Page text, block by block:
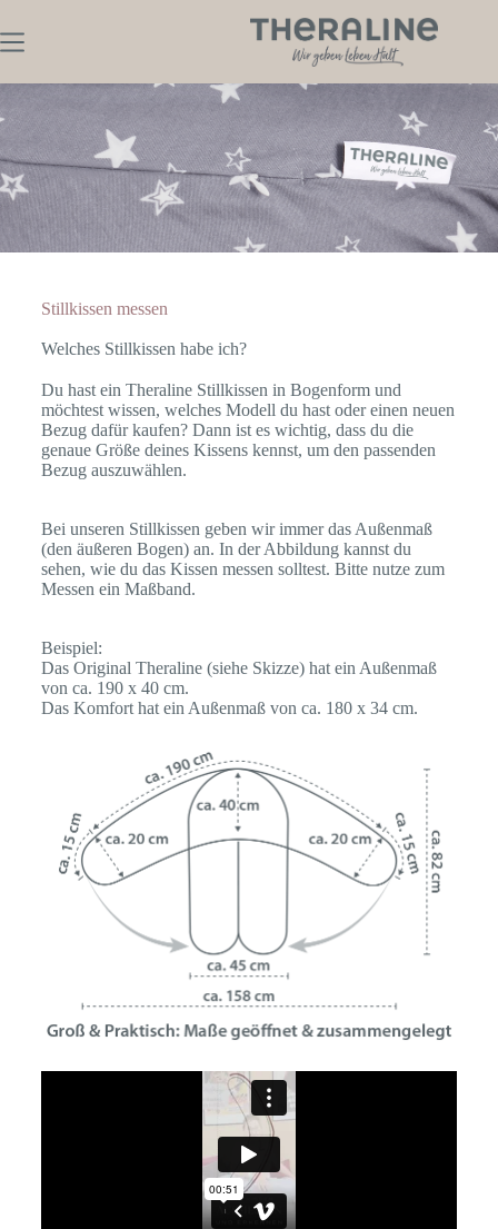
Stillkissen messen
Welches Stillkissen habe ich?
Du hast ein Theraline Stillkissen in Bogenform und
möchtest wissen, welches Modell du hast oder einen neuen
Bezug dafür kaufen? Dann ist es wichtig, dass du die
genaue Größe deines Kissens kennst, um den passenden
Bezug auszuwählen.
Bei unseren Stillkissen geben wir immer das Außenmaß
(den äußeren Bogen) an. In der Abbildung kannst du
sehen, wie du das Kissen messen solltest. Bitte nutze zum
Messen ein Maßband.
Beispiel:
Das Original Theraline (siehe Skizze) hat ein Außenmaß
von ca. 190 x 40 cm.
Das Komfort hat ein Außenmaß von ca. 180 x 34 cm.